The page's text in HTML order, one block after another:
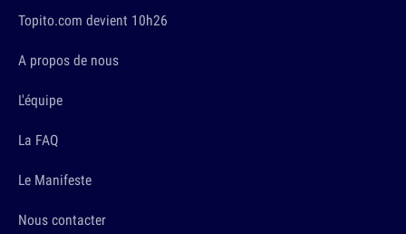
Topito.com devient 10h26
A propos de nous
L'équipe
La FAQ
Le Manifeste
Nous contacter